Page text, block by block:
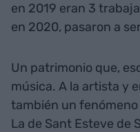
en 2019 eran 3
en 2020, pasaron a
Un patrimonio que,
música. A la artista y
también un
La de Sant Esteve de